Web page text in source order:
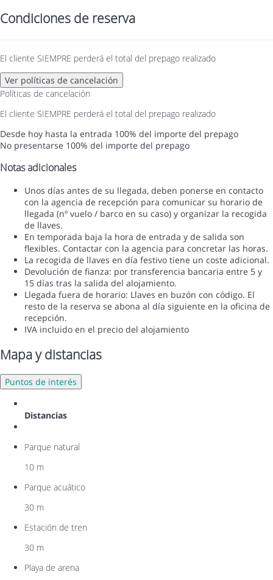
Condiciones de reserva
El cliente SIEMPRE perderá el total del prepago realizado
Ver políticas de cancelación
Políticas de cancelación
El cliente SIEMPRE perderá el total del prepago realizado
Desde hoy hasta la entrada 100% del importe del prepago
No presentarse 100% del importe del prepago
Notas adicionales
Unos días antes de su llegada, deben ponerse en contacto
con la agencia de recepción para comunicar su horario de
llegada (nº vuelo / barco en su caso) y organizar la recogida
de llaves.
En temporada baja la hora de entrada y de salida son
flexibles. Contactar con la agencia para concretar las horas.
La recogida de llaves en día festivo tiene un coste adicional.
Devolución de fianza: por transferencia bancaria entre 5 y
15 días tras la salida del alojamiento.
Llegada fuera de horario: Llaves en buzón con código. El
resto de la reserva se abona al día siguiente en la oficina de
recepción.
IVA incluido en el precio del alojamiento
Mapa y distancias
Puntos de interés
Distancias
Parque natural
10 m
Parque acuático
30 m
Estación de tren
30 m
Playa de arena